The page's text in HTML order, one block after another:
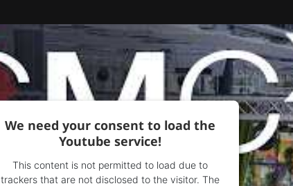
We need your consent to load the
Youtube service!
This content is not permitted to load due to
trackers that are not disclosed to the visitor. The